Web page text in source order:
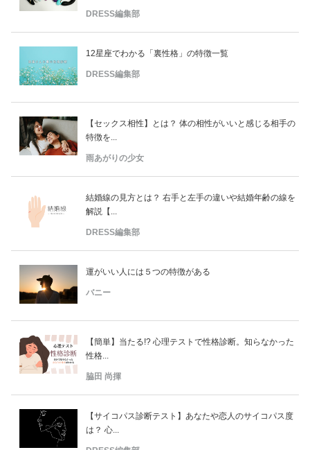
DRESS編集部
12星座でわかる「裏性格」の特徴一覧
DRESS編集部
【セックス相性】とは？ 体の相性がいいと感じる相手の
特徴を...
雨あがりの少女
結婚線の見方とは？ 右手と左手の違いや結婚年齢の線を
解説【...
DRESS編集部
運がいい人には５つの特徴がある
バニー
【簡単】当たる!? 心理テストで性格診断。知らなかった
性格...
脇田 尚揮
【サイコパス診断テスト】あなたや恋人のサイコパス度
は？ 心...